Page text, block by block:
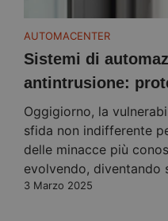
AUTOMACENTER
Sistemi di
antintrusione:
Oggigiorno, la
sfida non indifferente
delle minacce più
evolvendo, diventando
3 Marzo 2025